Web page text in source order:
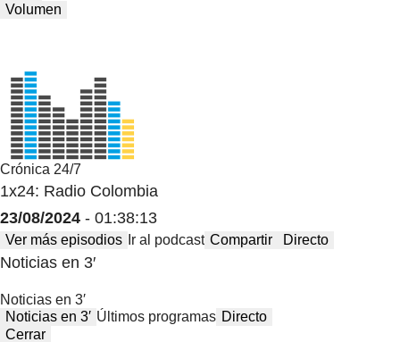
Volumen
Crónica 24/7
1x24: Radio Colombia
23/08/2024 - 01:38:13
Ver más episodios Ir al podcast Compartir Directo
Noticias en 3′
Noticias en 3′
Noticias en 3′ Últimos programas Directo
Cerrar